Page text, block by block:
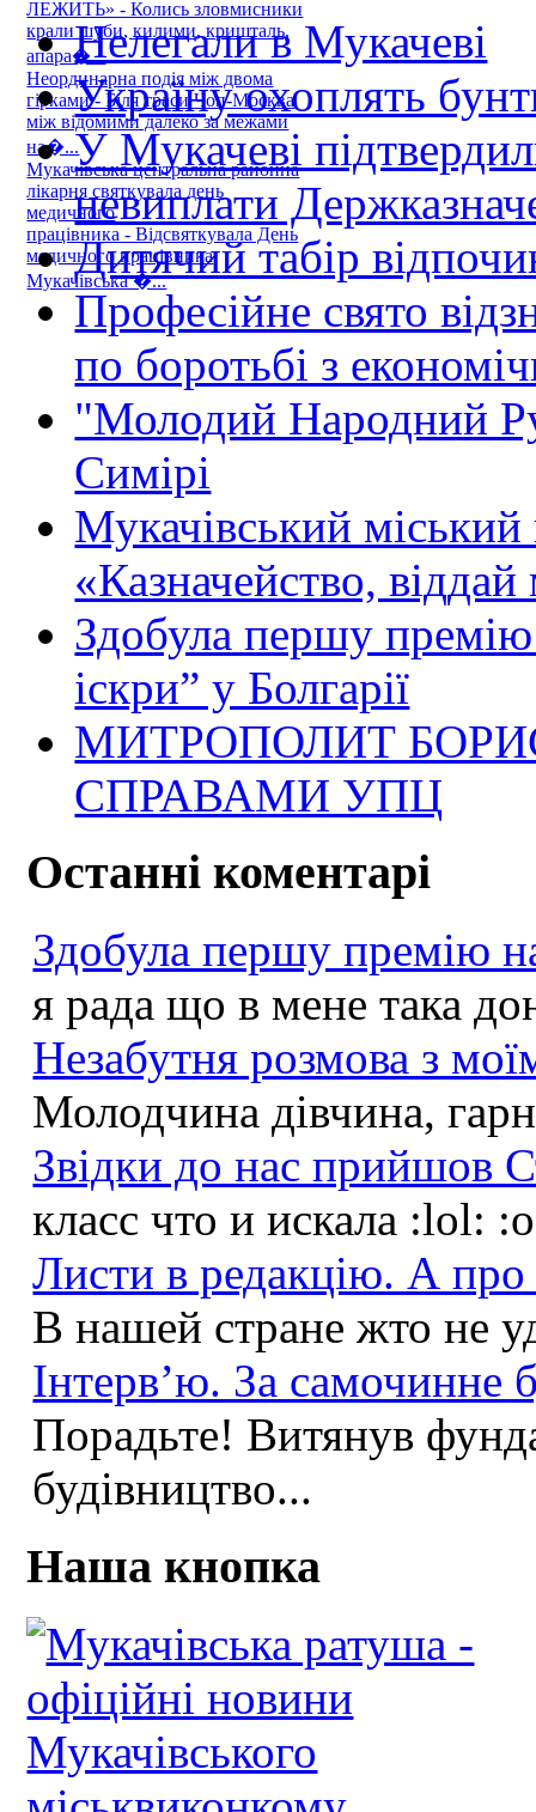
ЛЕЖИТЬ» - Колись зловмисники
крали шуби, килими, кришталь,
апара�...
Неординарна подія між двома
гірками - Біля траси Чоп-Москва
між відомими далеко за межами
на�...
Мукачівська центральна районна
лікарня святкувала день
медичного
працівника - Відсвяткувала День
медичного працівника
Мукачівська �...
Нелегали в Мукачеві
Україну охоплять
У Мукачеві
невиплати
Дитячий табір
Професійне свято
по боротьбі з
"Молодий Народний
Симірі
Мукачівський міський
«Казначейство,
Здобула першу премію
іскри” у Болгарії
МИТРОПОЛИТ
СПРАВАМИ УПЦ
Останні коментарі
Здобула першу премію
я рада що в мене така
Незабутня розмова з
Молодчина дівчина,
Звідки до нас прийшов
класс что и искала :lol:
Листи в редакцію. А
В нашей стране жто не
Інтерв’ю. За самочинне
Порадьте! Витянув
будівництво...
Наша кнопка